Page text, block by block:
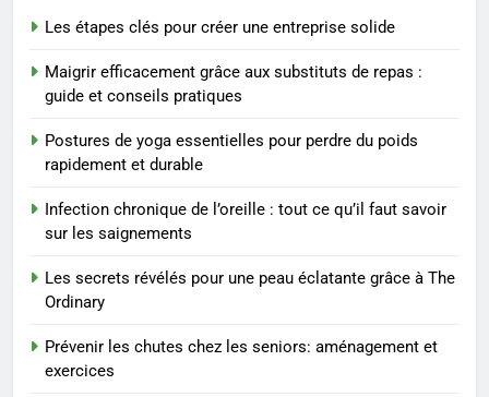
Voyance à La Rochelle : où
trouver un accompagnement
BIEN ÊTRE
Sclérose en plaques et
maternité : tout ce que les
femmes enceintes doivent
SANTÉ
Les étapes clés pour créer une entreprise solide
Maigrir efficacement grâce aux substituts de repas :
guide et conseils pratiques
Postures de yoga essentielles pour perdre du poids
rapidement et durable
Infection chronique de l’oreille : tout ce qu’il faut savoir
sur les saignements
Les secrets révélés pour une peau éclatante grâce à The
Ordinary
Prévenir les chutes chez les seniors: aménagement et
exercices